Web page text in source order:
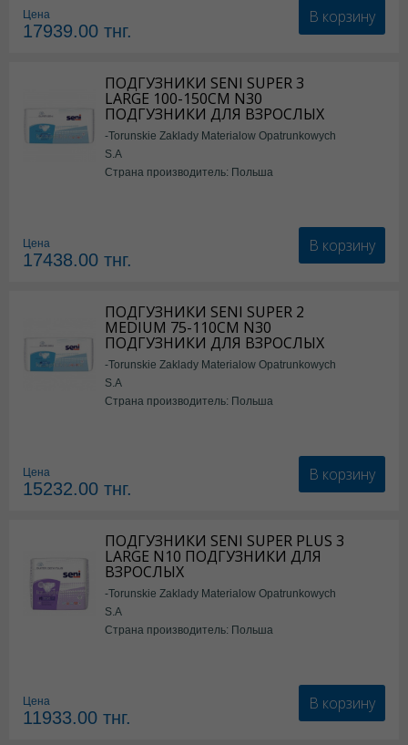
Цена
17939.00 тнг.
В корзину
ПОДГУЗНИКИ SENI SUPER 3
LARGE 100-150СМ N30
ПОДГУЗНИКИ ДЛЯ ВЗРОСЛЫХ
-Torunskie Zaklady Materialow Opatrunkowych
S.A
Страна производитель: Польша
Цена
17438.00 тнг.
В корзину
ПОДГУЗНИКИ SENI SUPER 2
MEDIUM 75-110СМ N30
ПОДГУЗНИКИ ДЛЯ ВЗРОСЛЫХ
-Torunskie Zaklady Materialow Opatrunkowych
S.A
Страна производитель: Польша
Цена
15232.00 тнг.
В корзину
ПОДГУЗНИКИ SENI SUPER PLUS 3
LARGE N10 ПОДГУЗНИКИ ДЛЯ
ВЗРОСЛЫХ
-Torunskie Zaklady Materialow Opatrunkowych
S.A
Страна производитель: Польша
Цена
11933.00 тнг.
В корзину